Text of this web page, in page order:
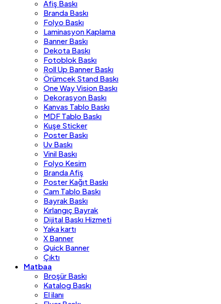
Afiş Baskı
Branda Baskı
Folyo Baskı
Laminasyon Kaplama
Banner Baskı
Dekota Baskı
Fotoblok Baskı
Roll Up Banner Baskı
Örümcek Stand Baskı
One Way Vision Baskı
Dekorasyon Baskı
Kanvas Tablo Baskı
MDF Tablo Baskı
Kuşe Sticker
Poster Baskı
Uv Baskı
Vinil Baskı
Folyo Kesim
Branda Afiş
Poster Kağıt Baskı
Cam Tablo Baskı
Bayrak Baskı
Kırlangıç Bayrak
Dijital Baskı Hizmeti
Yaka kartı
X Banner
Quick Banner
Çıktı
Matbaa
Broşür Baskı
Katalog Baskı
El ilanı